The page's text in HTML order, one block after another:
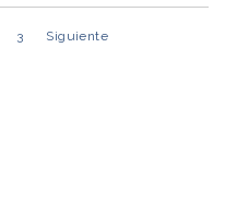
3 Siguiente